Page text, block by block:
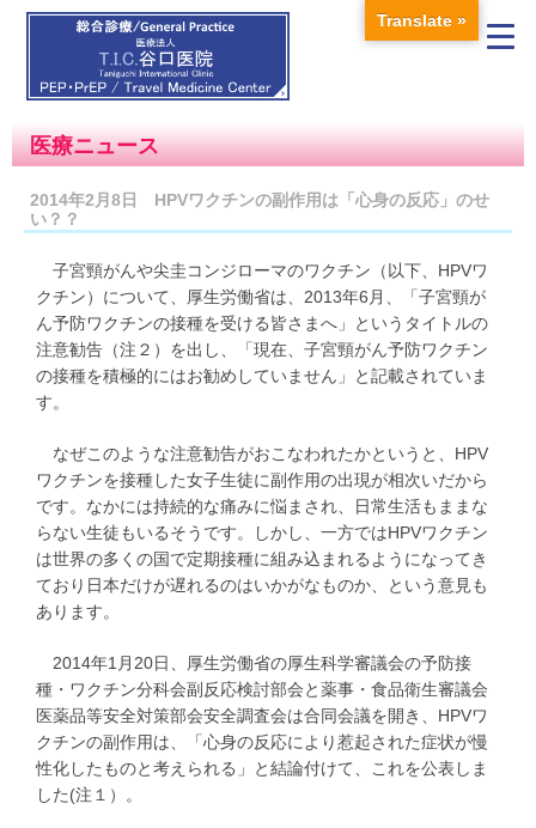
医療ニュース
2014年2月8日 HPVワクチンの副作用は「心身の反応」のせ
い？？
子宮頸がんや尖圭コンジローマのワクチン（以下、HPVワ
クチン）について、厚生労働省は、2013年6月、「子宮頸が
ん予防ワクチンの接種を受ける皆さまへ」というタイトルの
注意勧告（注２）を出し、「現在、子宮頸がん予防ワクチン
の接種を積極的にはお勧めしていません」と記載されていま
す。
なぜこのような注意勧告がおこなわれたかというと、HPV
ワクチンを接種した女子生徒に副作用の出現が相次いだから
です。なかには持続的な痛みに悩まされ、日常生活もままな
らない生徒もいるそうです。しかし、一方ではHPVワクチン
は世界の多くの国で定期接種に組み込まれるようになってき
ており日本だけが遅れるのはいかがなものか、という意見も
あります。
2014年1月20日、厚生労働省の厚生科学審議会の予防接
種・ワクチン分科会副反応検討部会と薬事・食品衛生審議会
医薬品等安全対策部会安全調査会は合同会議を開き、HPVワ
クチンの副作用は、「心身の反応により惹起された症状が慢
性化したものと考えられる」と結論付けて、これを公表しま
した(注１）。
Translate »